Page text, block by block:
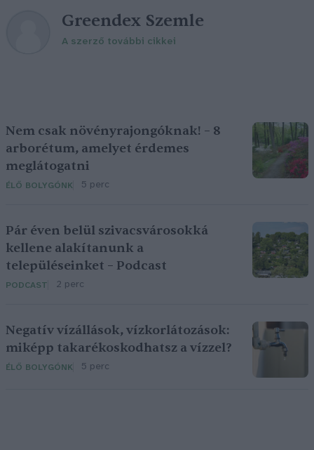
Greendex Szemle
A szerző további cikkei
Nem csak növényrajongóknak! – 8
arborétum, amelyet érdemes
meglátogatni
ÉLŐ BOLYGÓNK 5 perc
Pár éven belül szivacsvárosokká
kellene alakítanunk a
településeinket – Podcast
PODCAST 2 perc
Negatív vízállások, vízkorlátozások:
miképp takarékoskodhatsz a vízzel?
ÉLŐ BOLYGÓNK 5 perc